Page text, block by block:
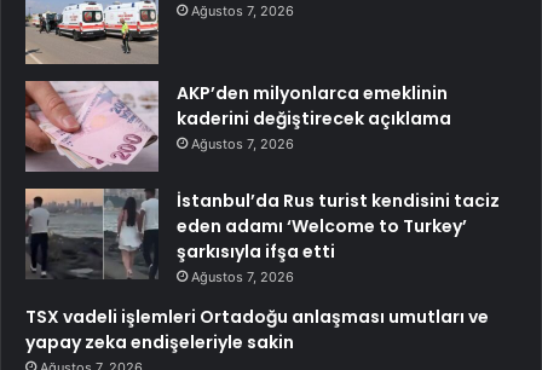
Ağustos 7, 2026
AKP’den milyonlarca emeklinin
kaderini değiştirecek açıklama
Ağustos 7, 2026
İstanbul’da Rus turist kendisini taciz
eden adamı ‘Welcome to Turkey’
şarkısıyla ifşa etti
Ağustos 7, 2026
TSX vadeli işlemleri Ortadoğu anlaşması umutları ve
yapay zeka endişeleriyle sakin